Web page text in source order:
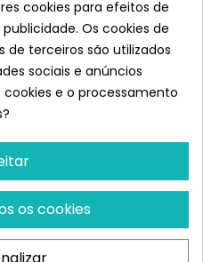
para la Cría
cookies para efeitos de
Os cookies de
de terceiros são utilizados
sociais e anúncios
cookies e o processamento
os cookies